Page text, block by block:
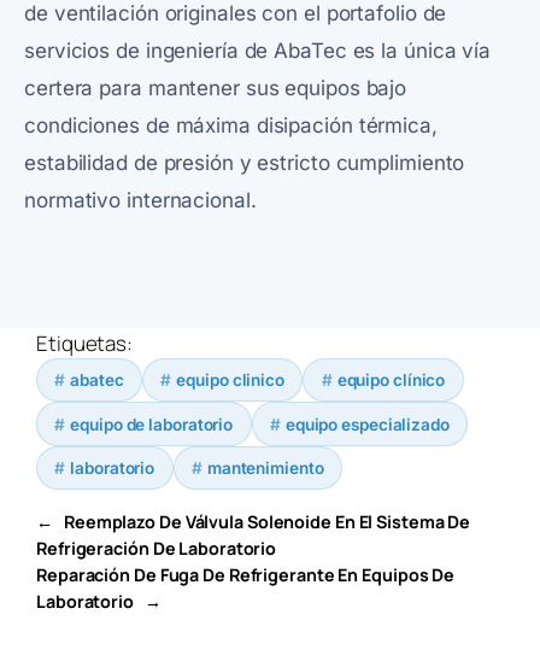
de ventilación originales con el portafolio de
servicios de ingeniería de AbaTec es la única vía
certera para mantener sus equipos bajo
condiciones de máxima disipación térmica,
estabilidad de presión y estricto cumplimiento
normativo internacional.
Etiquetas:
abatec equipo clinico equipo clínico
equipo de laboratorio equipo especializado
laboratorio mantenimiento
←
Reemplazo De Válvula Solenoide En El Sistema De
Refrigeración De Laboratorio
Reparación De Fuga De Refrigerante En Equipos De
Laboratorio →